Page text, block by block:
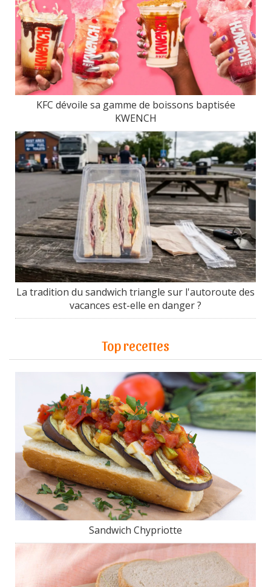
KFC dévoile sa gamme de boissons baptisée
KWENCH
La tradition du sandwich triangle sur l'autoroute des
vacances est-elle en danger ?
Top recettes
Sandwich Chypriotte